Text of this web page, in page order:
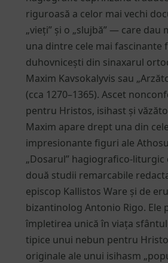
riguroasă a celor mai vechi
„vieți” și o „slujbă” — care dau
una dintre cele mai fascinante
duhovnicești din sinaxarul
Maxim Kavsokalyvis sau
(cca 1270–1365). Ascet
pentru Hristos, isihast și
Maxim apare drept una din
impresionante figuri ale
„Dosarul” hagiografico-
două studii remarcabile
episcop Kallistos Ware și de
bizantinolog Antonio Rigo. Ele
împletirea unică în viața
tipice unui nebun pentru
originale ale unui isihasm